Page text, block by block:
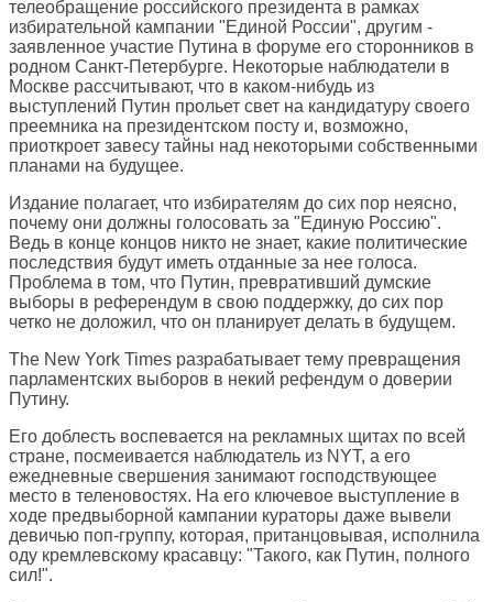
телеобращение российского президента в рамках
избирательной кампании "Единой России", другим -
заявленное участие Путина в форуме его сторонников в
родном Санкт-Петербурге. Некоторые наблюдатели в
Москве рассчитывают, что в каком-нибудь из
выступлений Путин прольет свет на кандидатуру своего
преемника на президентском посту и, возможно,
приоткроет завесу тайны над некоторыми собственными
планами на будущее.
Издание полагает, что избирателям до сих пор неясно,
почему они должны голосовать за "Единую Россию".
Ведь в конце концов никто не знает, какие политические
последствия будут иметь отданные за нее голоса.
Проблема в том, что Путин, превративший думские
выборы в референдум в свою поддержку, до сих пор
четко не доложил, что он планирует делать в будущем.
The New York Times разрабатывает тему превращения
парламентских выборов в некий рефендум о доверии
Путину.
Его доблесть воспевается на рекламных щитах по всей
стране, посмеивается наблюдатель из NYT, а его
ежедневные свершения занимают господствующее
место в теленовостях. На его ключевое выступление в
ходе предвыборной кампании кураторы даже вывели
девичью поп-группу, которая, пританцовывая, исполнила
оду кремлевскому красавцу: "Такого, как Путин, полного
сил!".